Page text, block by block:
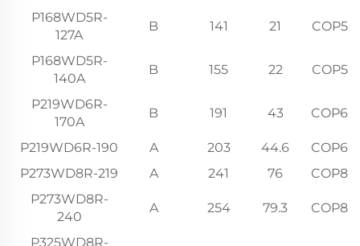
P168WD5R-
127A
B 141 21
P168WD5R-
140A
B 155 22
P219WD6R-
170A
B 191 43
P219WD6R-190 A 203 44.6
P273WD8R-219
A 241 76
P273WD8R-
240
A 254 79.3
P325WD8R-